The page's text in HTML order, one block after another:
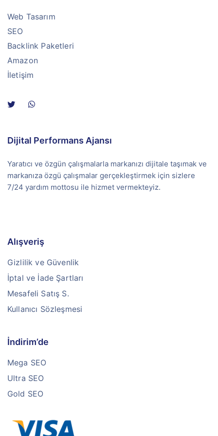
Web Tasarım
SEO
Backlink Paketleri
Amazon
İletişim
Dijital Performans Ajansı
Yaratıcı ve özgün çalışmalarla markanızı dijitale taşımak ve
markanıza özgü çalışmalar gerçekleştirmek için sizlere
7/24 yardım mottosu ile hizmet vermekteyiz.
Alışveriş
Gizlilik ve Güvenlik
İptal ve İade Şartları
Mesafeli Satış S.
Kullanıcı Sözleşmesi
İndirim’de
Mega SEO
Ultra SEO
Gold SEO